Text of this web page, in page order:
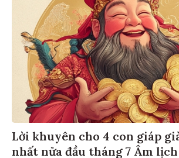
Lời khuyên cho 4 con giáp
nhất nửa đầu tháng 7 Âm lịch